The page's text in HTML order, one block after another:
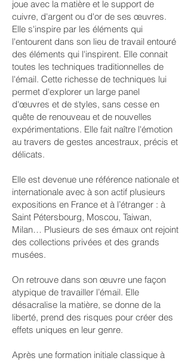
joue avec la matière et le support de
cuivre, d'argent ou d'or de ses œuvres.
Elle s'inspire par les éléments qui
l'entourent dans son lieu de travail entouré
des éléments qui l'inspirent. Elle connait
toutes les techniques traditionnelles de
l'émail. Cette richesse de techniques lui
permet d'explorer un large panel
d'œuvres et de styles, sans cesse en
quête de renouveau et de nouvelles
expérimentations. Elle fait naître l'émotion
au travers de gestes ancestraux, précis et
délicats.
Elle est devenue une référence nationale et
internationale avec à son actif plusieurs
expositions en France et à l’étranger : à
Saint Pétersbourg, Moscou, Taiwan,
Milan… Plusieurs de ses émaux ont rejoint
des collections privées et des grands
musées.
On retrouve dans son œuvre une façon
atypique de travailler l’émail. Elle
désacralise la matière, se donne de la
liberté, prend des risques pour créer des
effets uniques en leur genre.
Après une formation initiale classique à